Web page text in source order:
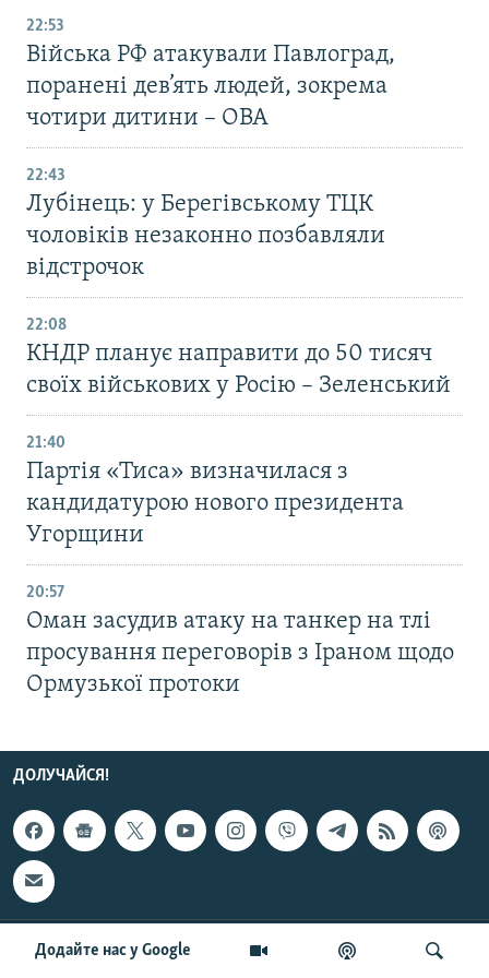
Додайте нас у Google
22:53
Війська РФ атакували Павлоград,
поранені дев’ять людей, зокрема
чотири дитини – ОВА
22:43
Лубінець: у Берегівському ТЦК
чоловіків незаконно позбавляли
відстрочок
22:08
КНДР планує направити до 50 тисяч
своїх військових у Росію – Зеленський
21:40
Партія «Тиса» визначилася з
кандидатурою нового президента
Угорщини
20:57
Оман засудив атаку на танкер на тлі
просування переговорів з Іраном щодо
Ормузької протоки
ДОЛУЧАЙСЯ!
ПІДТРИМКА